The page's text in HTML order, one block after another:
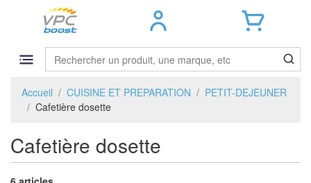
Accueil CUISINE ET PREPARATION
PETIT-DEJEUNER
Cafetière dosette
Cafetière dosette